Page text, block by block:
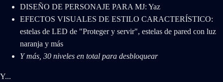
DISEÑO DE PERSONAJE PARA MJ: Yaz
EFECTOS VISUALES DE ESTILO CARACTERÍSTICO:
estelas de LED de "Proteger y servir", estelas de pared con luz
naranja y más
Y más, 30 niveles en total para desbloquear
Y...